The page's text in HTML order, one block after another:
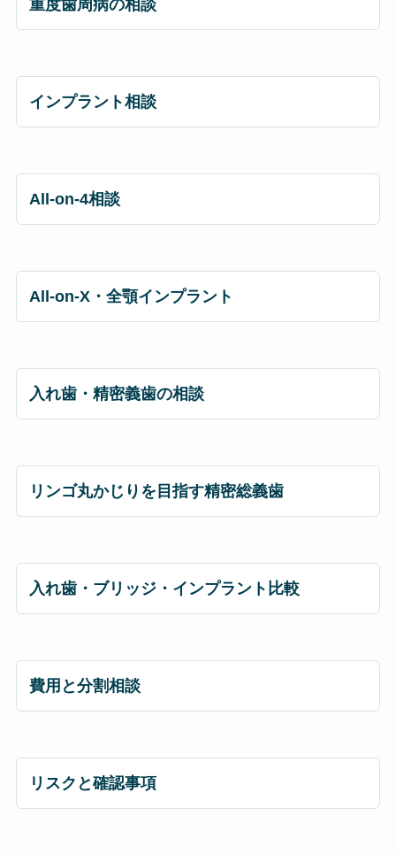
重度歯周病の相談
インプラント相談
All-on-4相談
All-on-X・全顎インプラント
入れ歯・精密義歯の相談
リンゴ丸かじりを目指す精密総義歯
入れ歯・ブリッジ・インプラント比較
費用と分割相談
リスクと確認事項